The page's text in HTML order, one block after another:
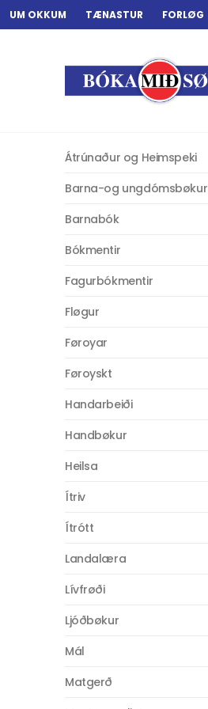
UM OKKUM TÆNASTUR FORLØG
Átrúnaður og Heimspeki
Barna-og ungdómsbøkur
Barnabók
Bókmentir
Fagurbókmentir
Fløgur
Føroyar
Føroyskt
Handarbeiði
Handbøkur
Heilsa
Ítriv
Ítrótt
Landalæra
Lívfrøði
Ljóðbøkur
Mál
Matgerð